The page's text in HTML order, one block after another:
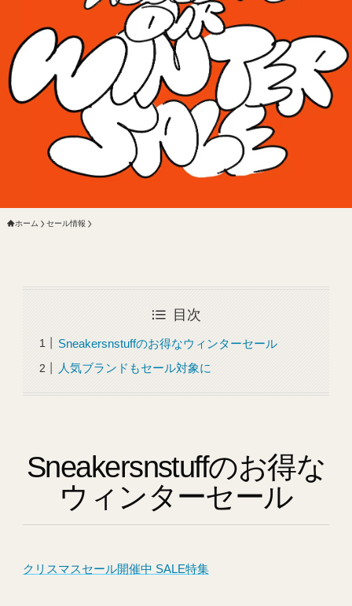
ホーム セール情報
目次
Sneakersnstuffのお得なウィンターセール
人気ブランドもセール対象に
Sneakersnstuffのお得な
ウィンターセール
クリスマスセール開催中 SALE特集